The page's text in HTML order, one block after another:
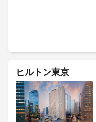
ヒルトン東京